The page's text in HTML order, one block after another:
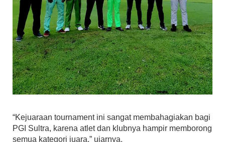
“Kejuaraan tournament ini sangat membahagiakan bagi
PGI Sultra, karena atlet dan klubnya hampir memborong
semua kategori juara,” ujarnya.